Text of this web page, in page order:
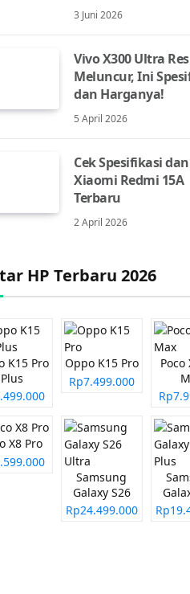
3 Juni 2026
Vivo X300 Ultra
Meluncur, Ini
dan Harganya!
5 April 2026
Cek Spesifikasi
Xiaomi Redmi 15A
Terbaru
2 April 2026
HP Terbaru 2026
K15 Pro
Plus
Oppo K15 Pro
Rp7.499.000
Poco
X8 Pro
Samsung
Galaxy S26
Ultra
Rp24.499.000